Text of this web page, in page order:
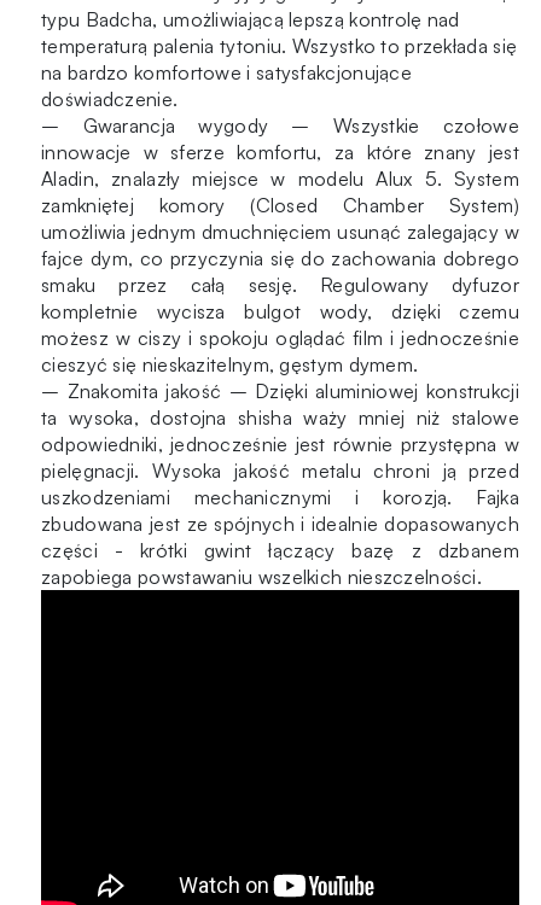
typu Badcha, umożliwiającą lepszą kontrolę nad
temperaturą palenia tytoniu. Wszystko to przekłada się
na bardzo komfortowe i satysfakcjonujące
doświadczenie.
– Gwarancja wygody – Wszystkie czołowe
innowacje w sferze komfortu, za które znany jest
Aladin, znalazły miejsce w modelu Alux 5. System
zamkniętej komory (Closed Chamber System)
umożliwia jednym dmuchnięciem usunąć zalegający w
fajce dym, co przyczynia się do zachowania dobrego
smaku przez całą sesję. Regulowany dyfuzor
kompletnie wycisza bulgot wody, dzięki czemu
możesz w ciszy i spokoju oglądać film i jednocześnie
cieszyć się nieskazitelnym, gęstym dymem.
– Znakomita jakość – Dzięki aluminiowej konstrukcji
ta wysoka, dostojna shisha waży mniej niż stalowe
odpowiedniki, jednocześnie jest równie przystępna w
pielęgnacji. Wysoka jakość metalu chroni ją przed
uszkodzeniami mechanicznymi i korozją. Fajka
zbudowana jest ze spójnych i idealnie dopasowanych
części - krótki gwint łączący bazę z dzbanem
zapobiega powstawaniu wszelkich nieszczelności.